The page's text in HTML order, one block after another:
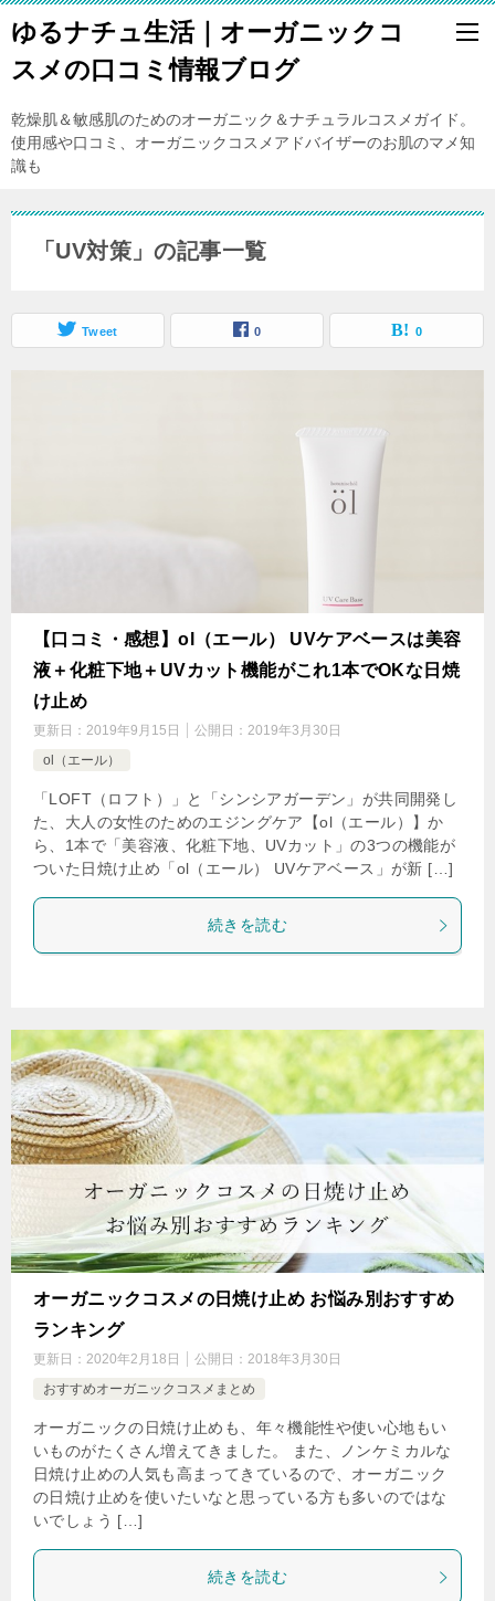
ゆるナチュ生活｜オーガニックコ
スメの口コミ情報ブログ
乾燥肌＆敏感肌のためのオーガニック＆ナチュラルコスメガイド。
使用感や口コミ、オーガニックコスメアドバイザーのお肌のマメ知
識も
「UV対策」の記事一覧
Tweet 0 0
【口コミ・感想】ol（エール） UVケアベースは美容
液＋化粧下地＋UVカット機能がこれ1本でOKな日焼
け止め
更新日： 2019年9月15日 公開日： 2019年3月30日
ol（エール）
「LOFT（ロフト）」と「シンシアガーデン」が共同開発し
た、大人の女性のためのエジングケア【ol（エール）】か
ら、1本で「美容液、化粧下地、UVカット」の3つの機能が
ついた日焼け止め「ol（エール） UVケアベース」が新 […]
続きを読む
オーガニックコスメの日焼け止め お悩み別おすすめ
ランキング
更新日： 2020年2月18日 公開日： 2018年3月30日
おすすめオーガニックコスメまとめ
オーガニックの日焼け止めも、年々機能性や使い心地もい
いものがたくさん増えてきました。 また、ノンケミカルな
日焼け止めの人気も高まってきているので、オーガニック
の日焼け止めを使いたいなと思っている方も多いのではな
いでしょう […]
続きを読む